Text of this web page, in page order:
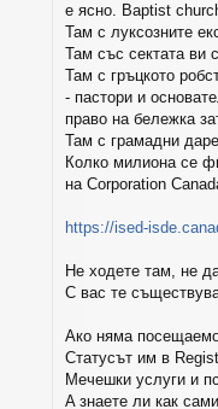
е ясно. Baptist
Там с луксозните
Там със сектата ви
Там с гръцкото
- пастори и
право на бележка
Там с грамадни
Колко милиона се
на Corporation
https://ised-
Не ходете там, не
С вас те
Ако няма
Статусът им в
Мечешки услуги и
A знаете ли как